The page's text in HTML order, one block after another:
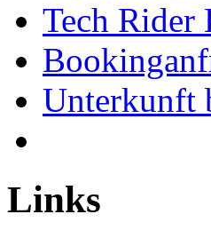
Tech Rider
Unterkunft
Links